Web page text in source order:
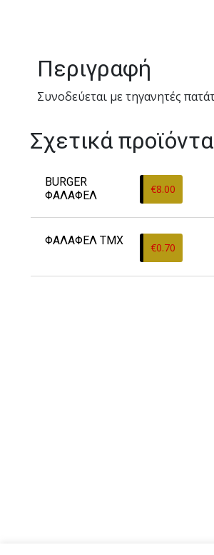
Περιγραφή
Συνοδεύεται με τηγανητές
Σχετικά προϊόντα
BURGER
ΦΑΛΑΦΕΛ
€8.00
ΦΑΛΑΦΕΛ ΤΜΧ
€0.70